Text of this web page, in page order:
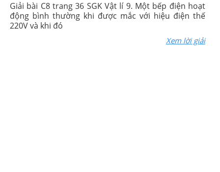
Giải bài C8 trang 36 SGK Vật lí 9. Một bếp điện hoạt
động bình thường khi được mắc với hiệu điện thế
220V và khi đó
Xem lời giải